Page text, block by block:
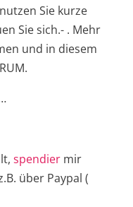
Sie kurze
Sie sich.- . Mehr
und in diesem
spendiermir
über Paypal (